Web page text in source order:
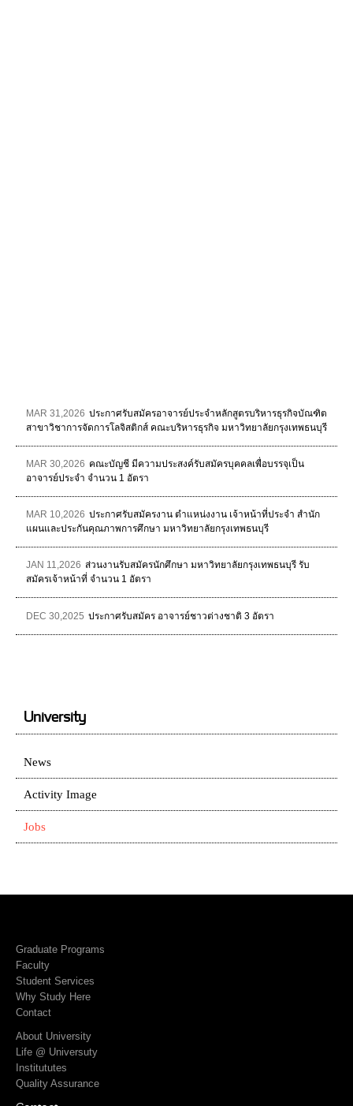
MAR 31,2026 ประกาศรับสมัครอาจารย์ประจำหลักสูตรบริหารธุรกิจบัณฑิต
สาขาวิชาการจัดการโลจิสติกส์ คณะบริหารธุรกิจ มหาวิทยาลัยกรุงเทพธนบุรี
MAR 30,2026 คณะบัญชี มีความประสงค์รับสมัครบุคคลเพื่อบรรจุเป็น
อาจารย์ประจำ จำนวน 1 อัตรา
MAR 10,2026 ประกาศรับสมัครงาน ตำแหน่งงาน เจ้าหน้าที่ประจำ สำนัก
แผนและประกันคุณภาพการศึกษา มหาวิทยาลัยกรุงเทพธนบุรี
JAN 11,2026 ส่วนงานรับสมัครนักศึกษา มหาวิทยาลัยกรุงเทพธนบุรี รับ
สมัครเจ้าหน้าที่ จำนวน 1 อัตรา
DEC 30,2025 ประกาศรับสมัคร อาจารย์ชาวต่างชาติ 3 อัตรา
University
News
Activity Image
Jobs
Graduate Programs
Faculty
Student Services
Why Study Here
Contact
About University
Life @ Universuty
Institututes
Quality Assurance